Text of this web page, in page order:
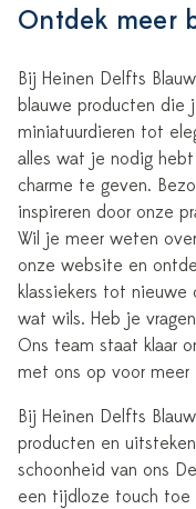
Ontdek meer
Bij Heinen Delfts
blauwe producten die
miniatuurdieren tot
alles wat je nodig
charme te geven.
inspireren door onze
Wil je meer weten
onze website en
klassiekers tot
wat wils. Heb je
Ons team staat klaar
met ons op voor
Bij Heinen Delfts
producten en
schoonheid van ons
een tijdloze touch toe